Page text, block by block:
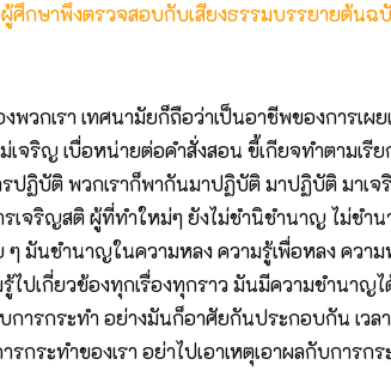
กษาพึงตรวจสอบกับเสียงธรรมบรรยายต้นฉ
เรา เทศนามัยก็ถือว่าเป็นอาชีพของการเผ
ริญ เบื่อหน่ายต่อคำสั่งสอน ขี้เกียจทำตามเรี
ฏิบัติ พวกเราก็พากันมาปฏิบัติ มาปฏิบัติ มาเ
เจริญสติ ผู้ที่ทำใหม่ๆ ยังไม่ชำนิชำนาญ ไม่ช
มันชำนาญในความหลง ความรู้เพื่อหลง ควา
ปเกี่ยวข้องทุกเรื่องทุกราว มันมีความชำนาญ
ารกระทำ อย่างมันก็อาศัยกันประกอบกัน เวล
ะทำของเรา อย่าไปเอาเหตุเอาผลกับการกร